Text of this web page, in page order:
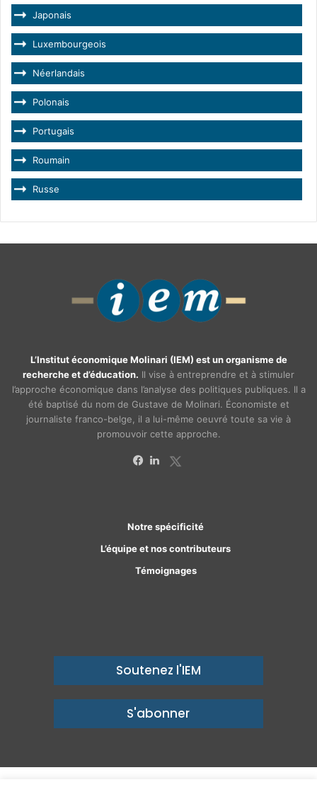
Japonais
Luxembourgeois
Néerlandais
Polonais
Portugais
Roumain
Russe
L’Institut économique Molinari (IEM) est un organisme de
recherche et d’éducation. Il vise à entreprendre et à stimuler
l’approche économique dans l’analyse des politiques publiques. Il a
été baptisé du nom de Gustave de Molinari. Économiste et
journaliste franco-belge, il a lui-même oeuvré toute sa vie à
promouvoir cette approche.
Notre spécificité
L’équipe et nos contributeurs
Témoignages
Soutenez l'IEM
S'abonner